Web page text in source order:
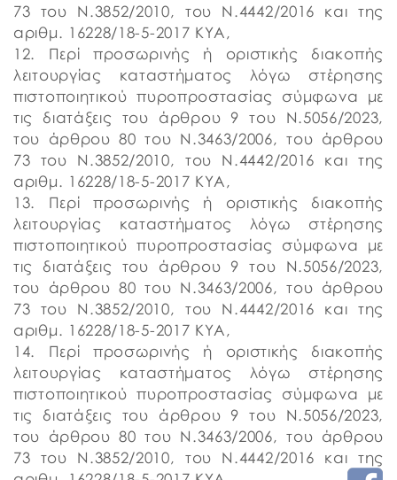
73 του N.3852/2010, του Ν.4442/2016 και της
αριθμ. 16228/18-5-2017 ΚΥΑ,
12. Περί προσωρινής ή οριστικής διακοπής
λειτουργίας καταστήματος λόγω στέρησης
πιστοποιητικού πυροπροστασίας σύμφωνα με
τις διατάξεις του άρθρου 9 του Ν.5056/2023,
του άρθρου 80 του Ν.3463/2006, του άρθρου
73 του N.3852/2010, του Ν.4442/2016 και της
αριθμ. 16228/18-5-2017 ΚΥΑ,
13. Περί προσωρινής ή οριστικής διακοπής
λειτουργίας καταστήματος λόγω στέρησης
πιστοποιητικού πυροπροστασίας σύμφωνα με
τις διατάξεις του άρθρου 9 του Ν.5056/2023,
του άρθρου 80 του Ν.3463/2006, του άρθρου
73 του N.3852/2010, του Ν.4442/2016 και της
αριθμ. 16228/18-5-2017 ΚΥΑ,
14. Περί προσωρινής ή οριστικής διακοπής
λειτουργίας καταστήματος λόγω στέρησης
πιστοποιητικού πυροπροστασίας σύμφωνα με
τις διατάξεις του άρθρου 9 του Ν.5056/2023,
του άρθρου 80 του Ν.3463/2006, του άρθρου
73 του N.3852/2010, του Ν.4442/2016 και της